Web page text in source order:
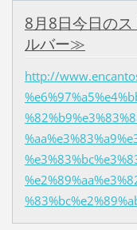
8月8日今日の
ルバー≫
http://